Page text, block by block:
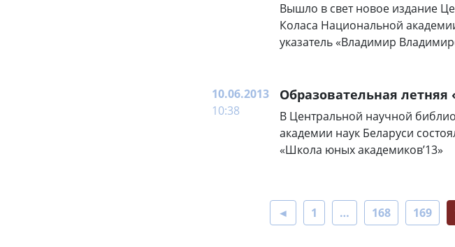
Вышло в свет новое издание
Коласа Национальной
указатель «Владимир
10.06.2013
10:38
Образовательная
В Центральной научной
академии наук Беларуси
«Школа юных академиков’13»
◄ 1 … 168 169